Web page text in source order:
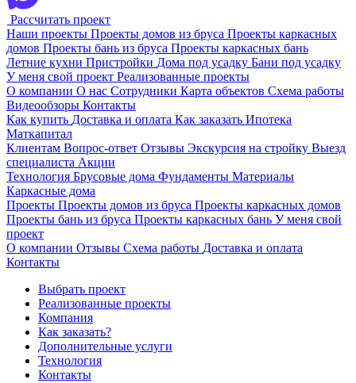
Рассчитать проект
Наши проекты Проекты домов из бруса Проекты каркасных
домов Проекты бань из бруса Проекты каркасных бань
Летние кухни Пристройки Дома под усадку Бани под усадку
У меня свой проект Реализованные проекты
О компании О нас Сотрудники Карта объектов Схема работы
Видеообзоры Контакты
Как купить Доставка и оплата Как заказать Ипотека
Маткапитал
Клиентам Вопрос-ответ Отзывы Экскурсия на стройку Выезд
специалиста Акции
Технология Брусовые дома Фундаменты Материалы
Каркасные дома
Проекты Проекты домов из бруса Проекты каркасных домов
Проекты бань из бруса Проекты каркасных бань У меня свой
проект
О компании Отзывы Схема работы Доставка и оплата
Контакты
Выбрать проект
Реализованные проекты
Компания
Как заказать?
Дополнительные услуги
Технология
Контакты